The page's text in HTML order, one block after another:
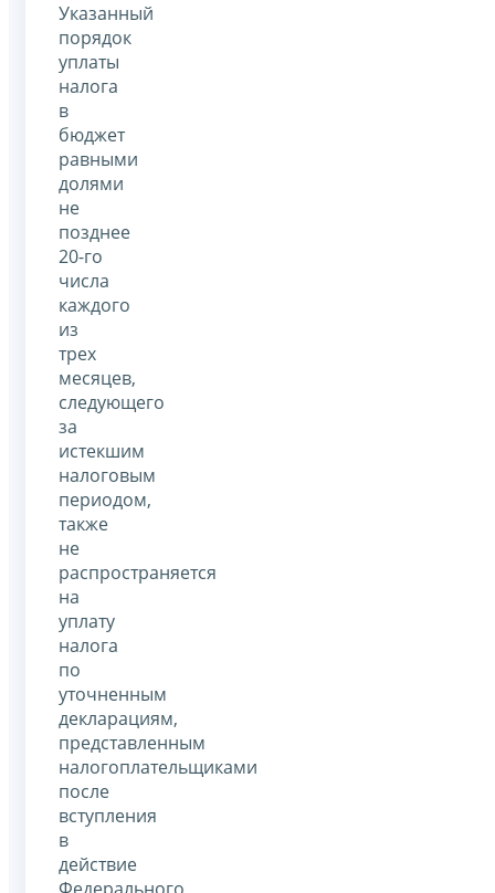
Указанный
порядок
уплаты
налога
в
бюджет
равными
долями
не
позднее
20-го
числа
каждого
из
трех
месяцев,
следующего
за
истекшим
налоговым
периодом,
также
не
распространяется
на
уплату
налога
по
уточненным
декларациям,
представленным
налогоплательщиками
после
вступления
в
действие